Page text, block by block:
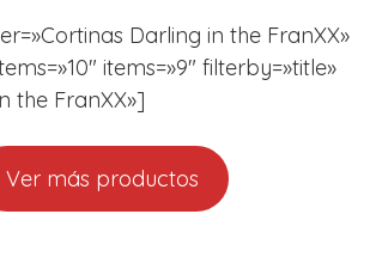
Darling in the FranXX»
items=»9″ filterby=»title»
the FranXX»]
Ver más productos